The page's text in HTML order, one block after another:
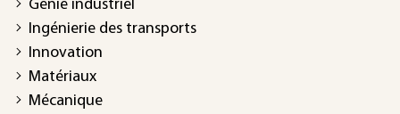
Génie industriel
Ingénierie des transports
Innovation
Matériaux
Mécanique